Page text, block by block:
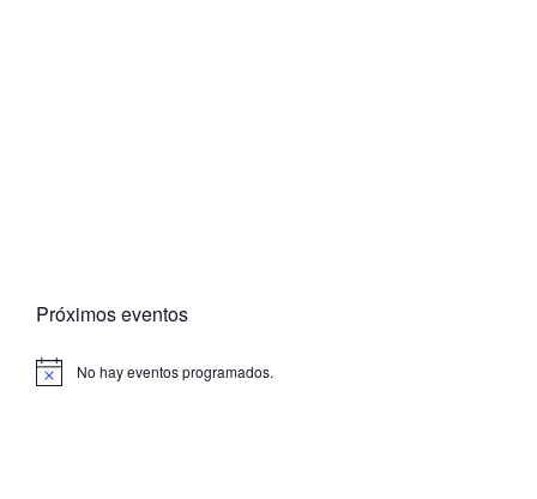
Próximos eventos
No hay eventos programados.